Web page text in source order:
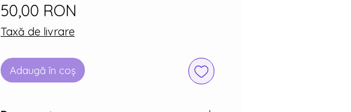
50,00 RON
Taxă de livrare
Adaugă în coș